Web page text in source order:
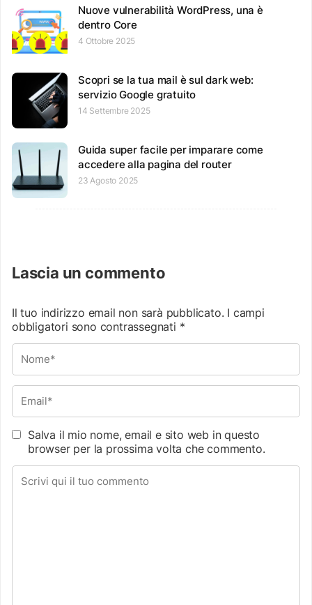
Nuove vulnerabilità WordPress, una è
dentro Core
4 Ottobre 2025
Scopri se la tua mail è sul dark web:
servizio Google gratuito
14 Settembre 2025
Guida super facile per imparare come
accedere alla pagina del router
23 Agosto 2025
Lascia un commento
Il tuo indirizzo email non sarà pubblicato. I campi
obbligatori sono contrassegnati *
Salva il mio nome, email e sito web in questo
browser per la prossima volta che commento.